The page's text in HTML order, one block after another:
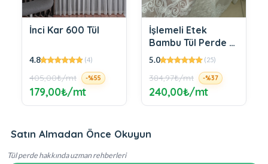
İnci Kar 600 Tül
(4)
405,00₺/mt -%55
179,00₺/mt
İşlemeli Etek
Bambu Tül Perde –
Doğallıkla Zarafeti
Tasarım
(25)
384,97₺/mt -%37
240,00₺/mt
Satın Almadan Önce Okuyun
Tül perde hakkında uzman rehberleri